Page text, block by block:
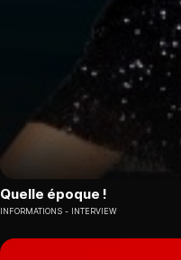
Quelle époque !
INFORMATIONS INTERVIEW